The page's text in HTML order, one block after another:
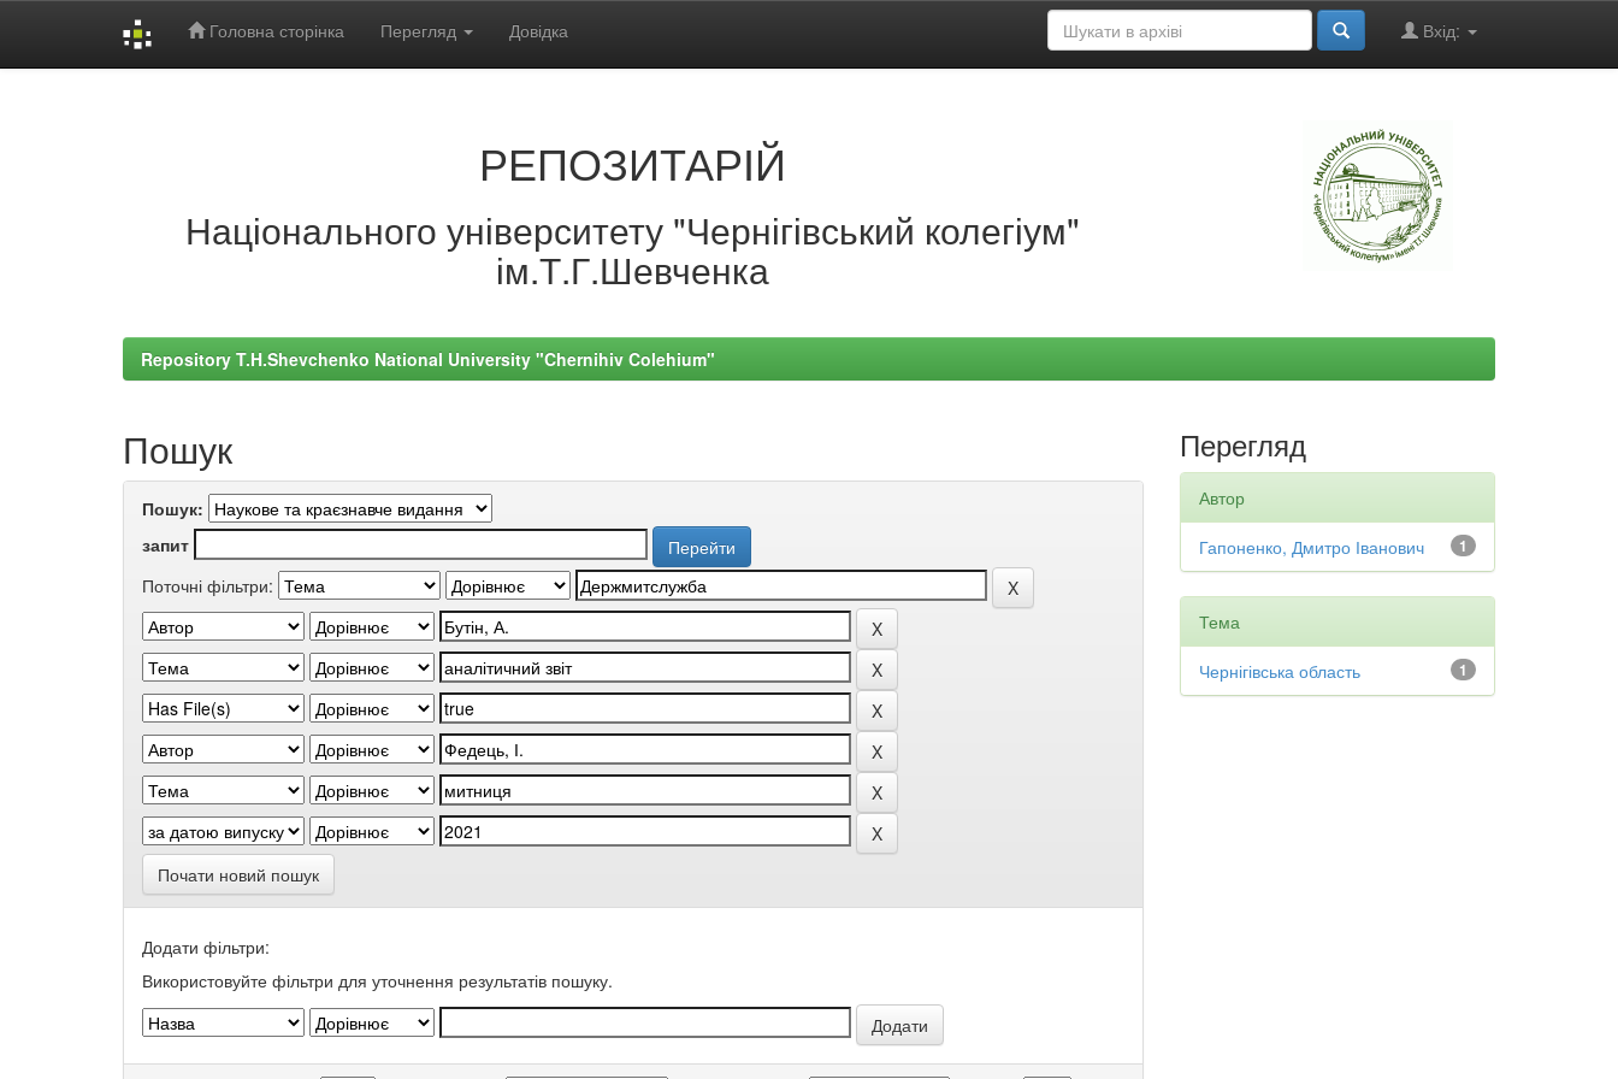
Головна сторінка Перегляд Довідка Вхід:
РЕПОЗИТАРІЙ
Національного університету "Чернігівський колегіум"
ім.Т.Г.Шевченка
Repository T.H.Shevchenko National University "Chernihiv Colehium"
Пошук
Пошук:
запит
Поточні фільтри:
Почати новий пошук
Додати фільтри:
Використовуйте фільтри для уточнення результатів пошуку.
Перегляд
Автор
1
Гапоненко, Дмитро Іванович
Тема
1
Чернігівська область